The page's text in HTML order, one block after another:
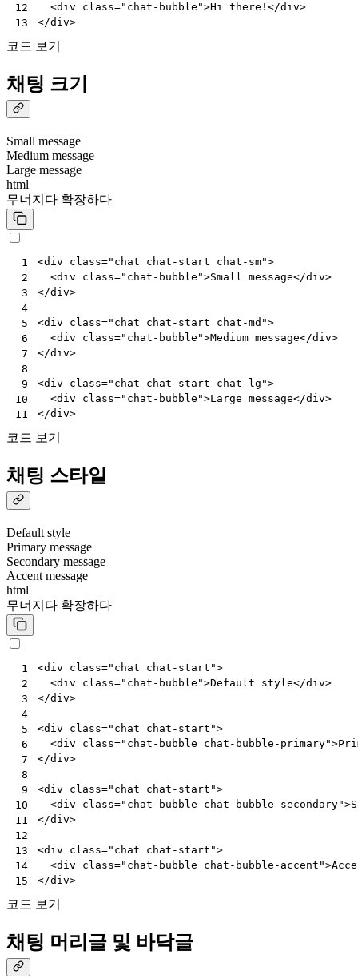
12
13
<div class="chat-bubble">Hi there! </div>
</div>
코드 보기
채팅 크기
Small message
Medium message
Large message
html
무너지다 확장하다
1
2
3
4
5
6
7
8
9
10
11
<div class="chat chat-start chat-sm">
<div class="chat-bubble">Small message</div>
</div>
<div class="chat chat-start chat-md">
<div class="chat-bubble">Medium message</div>
</div>
<div class="chat chat-start chat-lg">
<div class="chat-bubble">Large message</div>
</div>
코드 보기
채팅 스타일
Default style
Primary message
Secondary message
Accent message
html
무너지다 확장하다
1
2
3
4
5
6
7
8
9
10
11
12
13
14
15
<div class="chat chat-start">
<div class="chat-bubble">Default style</div>
</div>
<div class="chat chat-start">
<div class="chat-bubble chat-bubble-primary">
</div>
<div class="chat chat-start">
<div class="chat-bubble chat-bubble-secondary">
</div>
<div class="chat chat-start">
<div class="chat-bubble chat-bubble-accent">
</div>
코드 보기
채팅 머리글 및 바닥글